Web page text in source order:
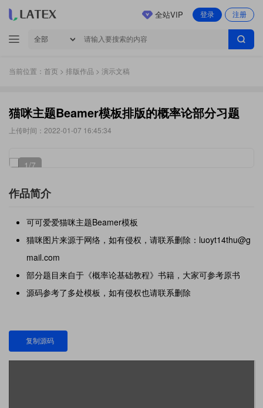
登录 注册
全站VIP
当前位置： 首页 > 排版作品 > 演示文稿
猫咪主题Beamer模板排版的概率论部分习题
上传时间：2022-01-07 16:45:34
1/7
作品简介
可可爱爱猫咪主题Beamer模板
猫咪图片来源于网络，如有侵权，请联系删除：luoyt14thu@g
mail.com
部分题目来自于《概率论基础教程》书籍，大家可参考原书
源码参考了多处模板，如有侵权也请联系删除
复制源码